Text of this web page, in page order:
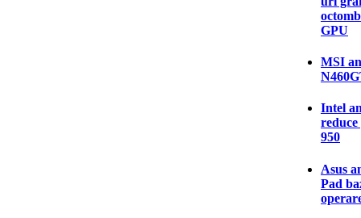
GPU
MSI
Intel
950
Asus
Pad